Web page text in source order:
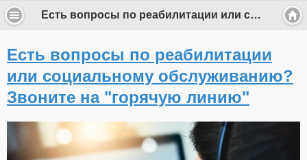
Есть вопросы по реабилитации или социальному обслуживанию? Звоните на "горячую линию"
Есть вопросы по реабилитации
или социальному обслуживанию?
Звоните на "горячую линию"